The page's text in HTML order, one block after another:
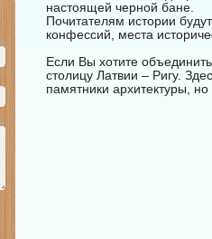
настоящей черной бане.
Почитателям истории
конфессий, места
Если Вы хотите
столицу Латвии – Ригу.
памятники архитектуры,